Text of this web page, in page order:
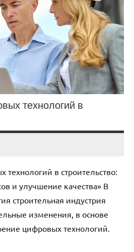
технологий в
в строительство:
и улучшение качества» В
строительная индустрия
изменения, в основе
цифровых технологий.